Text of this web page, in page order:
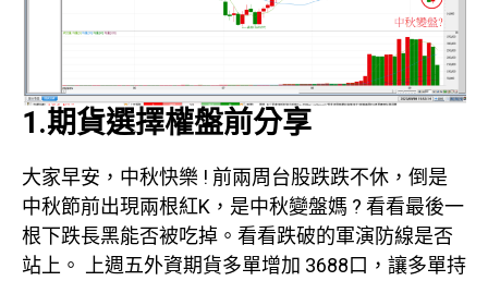
1.期貨選擇權盤前分享
大家早安，中秋快樂 ! 前兩周台股跌跌不休，倒是
中秋節前出現兩根紅K，是中秋變盤媽 ? 看看最後一
根下跌長黑能否被吃掉。看看跌破的軍演防線是否
站上。 上週五外資期貨多單增加 3688口，讓多單持